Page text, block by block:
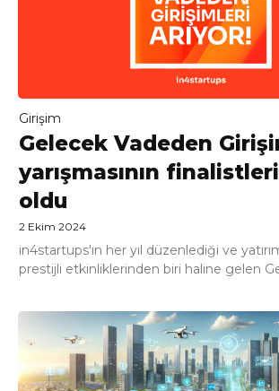
Girişim
Gelecek Vadeden
yarışmasının
oldu
2 Ekim 2024
in4startups'ın her yıl düzenlediği ve
prestijli etkinliklerinden biri haline gelen